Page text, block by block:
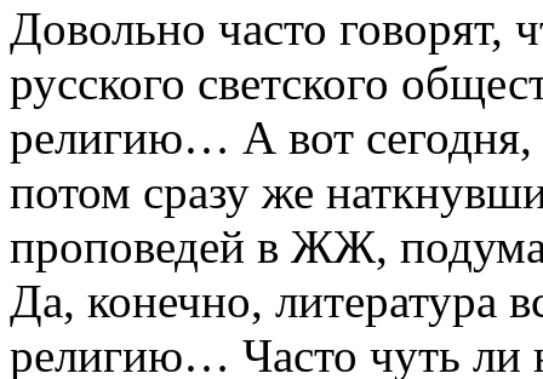
Довольно часто говорят,
русского светского
религию… А вот
потом сразу же
проповедей в ЖЖ,
Да, конечно, литература
религию… Часто чуть ли